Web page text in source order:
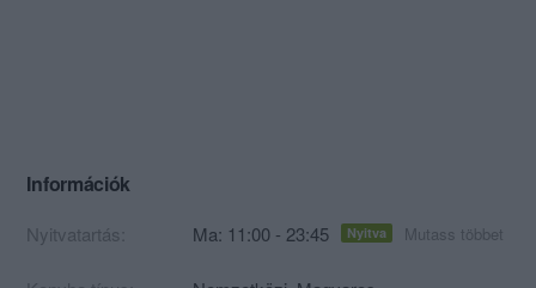
Információk
Nyitvatartás: Ma: 11:00 - 23:45 Nyitva Mutass többet